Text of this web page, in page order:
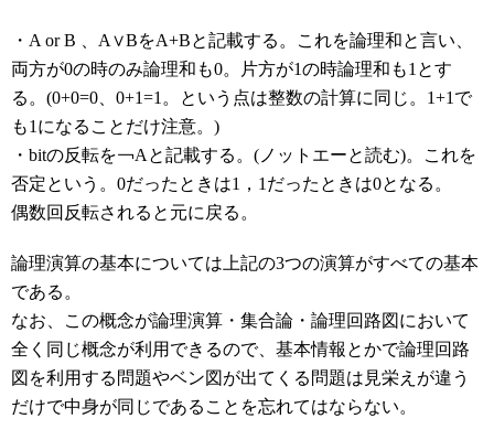
・A or B 、A∨BをA+Bと記載する。これを論理和と言い、
両方が0の時のみ論理和も0。片方が1の時論理和も1とす
る。(0+0=0、0+1=1。という点は整数の計算に同じ。1+1で
も1になることだけ注意。)
・bitの反転を￢Aと記載する。(ノットエーと読む)。これを
否定という。0だったときは1，1だったときは0となる。
偶数回反転されると元に戻る。
論理演算の基本については上記の3つの演算がすべての基本
である。
なお、この概念が論理演算・集合論・論理回路図において
全く同じ概念が利用できるので、基本情報とかで論理回路
図を利用する問題やベン図が出てくる問題は見栄えが違う
だけで中身が同じであることを忘れてはならない。